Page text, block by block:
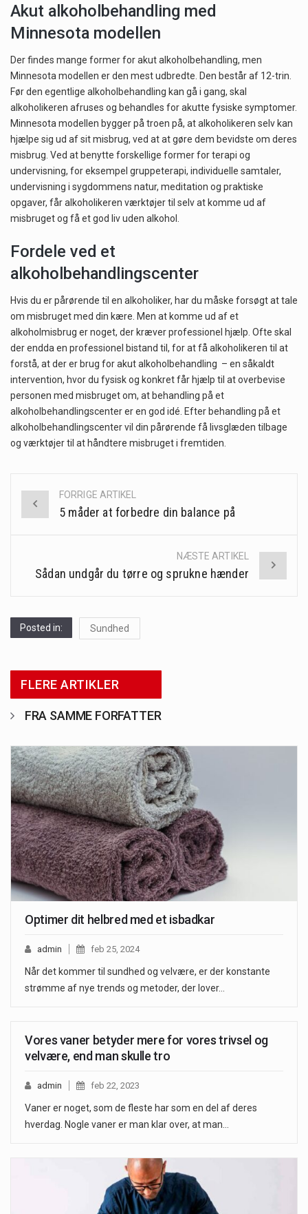
Akut alkoholbehandling med
Minnesota modellen
Der findes mange former for akut alkoholbehandling, men
Minnesota modellen er den mest udbredte. Den består af 12-trin.
Før den egentlige alkoholbehandling kan gå i gang, skal
alkoholikeren afruses og behandles for akutte fysiske symptomer.
Minnesota modellen bygger på troen på, at alkoholikeren selv kan
hjælpe sig ud af sit misbrug, ved at at gøre dem bevidste om deres
misbrug. Ved at benytte forskellige former for terapi og
undervisning, for eksempel gruppeterapi, individuelle samtaler,
undervisning i sygdommens natur, meditation og praktiske
opgaver, får alkoholikeren værktøjer til selv at komme ud af
misbruget og få et god liv uden alkohol.
Fordele ved et
alkoholbehandlingscenter
Hvis du er pårørende til en alkoholiker, har du måske forsøgt at tale
om misbruget med din kære. Men at komme ud af et
alkoholmisbrug er noget, der kræver professionel hjælp. Ofte skal
der endda en professionel bistand til, for at få alkoholikeren til at
forstå, at der er brug for akut alkoholbehandling – en såkaldt
intervention, hvor du fysisk og konkret får hjælp til at overbevise
personen med misbruget om, at behandling på et
alkoholbehandlingscenter er en god idé. Efter behandling på et
alkoholbehandlingscenter vil din pårørende få livsglæden tilbage
og værktøjer til at håndtere misbruget i fremtiden.
Post
FORRIGE ARTIKEL
5 måder at forbedre din balance på
NÆSTE ARTIKEL
Sådan undgår du tørre og sprukne hænder
Posted in: Sundhed
FLERE ARTIKLER
FRA SAMME FORFATTER
Optimer dit helbred med et isbadkar
admin feb 25, 2024
Når det kommer til sundhed og velvære, er der konstante
strømme af nye trends og metoder, der lover…
Vores vaner betyder mere for vores trivsel og
velvære, end man skulle tro
admin feb 22, 2023
Vaner er noget, som de fleste har som en del af deres
hverdag. Nogle vaner er man klar over, at man…